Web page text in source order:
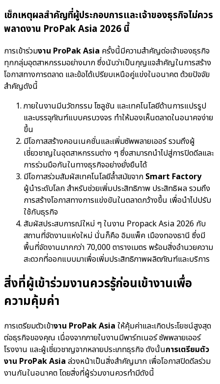
เช็กเหตุผลสำคัญที่ผู้ประกอบการและเจ้าของธุรกิจไม่ควร
พลาดงาน ProPak Asia 2026 นี้
การเข้าร่วมงาน ProPak Asia ครั้งนี้มีความสำคัญต่อเจ้าของธุรกิจ
ทุกกลุ่มอุตสาหกรรมอย่างมาก ซึ่งนับว่าเป็นกุญแจสำคัญในการสร้าง
โอกาสทางการตลาด และข้อได้เปรียบเหนือคู่แข่งในอนาคต ด้วยปัจจัย
สำคัญดังนี้
ภายในงานมีนวัตกรรม โซลูชัน และเทคโนโลยีด้านการแปรรูป
และบรรจุภัณฑ์แบบครบวงจร ทำให้มองเห็นตลาดในอนาคจง่าย
ขึ้น
มีโอกาสสร้างคอนเนคชั่นและเพิ่มซัพพลายเออร์ รวมถึงผู้
เชี่ยวชาญในอุตสาหกรรมต่าง ๆ ซึ่งสามารถนำไปสู่การปิดดีลและ
การร่วมมือกันในทางธุรกิจอย่างยั่งยืนได้
มีโอกาสร่วมสัมผัสเทคโนโลยีล้ำสมัยจาก Smart Factory
ผู้นำระดับโลก สำหรับช่วยเพิ่มประสิทธิภาพ ประสิทธิผล รวมถึง
การสร้างโอกาสทางการแข่งขันในตลาดกว้างขึ้น เพื่อนำไปปรับ
ใช้กับธุรกิจ
สัมผัสประสบการณ์ใหม่ ๆ ในงาน Propack Asia 2026 กับ
สถานที่จัดงานแห่งใหม่ นั่นก็คือ อิมแพ็ค เมืองทองธานี ซึ่งมี
พื้นที่จัดงานมากกว่า 70,000 ตารางเมตร พร้อมสิ่งอำนวยความ
สะดวกที่ออกแบบมาเพื่อเพิ่มประสิทธิภาพผลิตภัณฑ์และบริการ
สิ่งที่ผู้เข้าร่วมงานควรรู้ก่อนเข้างานเพื่อ
ความคุ้มค่า
การเตรียมตัวเข้างาน ProPak Asia ให้คุ้มค่าและเกิดประโยชน์สูงสุด
ต่อธุรกิจของคุณ เนื่องจากภายในงานมีพาร์ทเนอร์ ซัพพลายเออร์
โรงงาน และผู้เชี่ยวชาญจากหลายประเภทธุรกิจ ดังนั้นการเตรียมตัว
งาน ProPak Asia ล่วงหน้าเป็นสิ่งสำคัญมาก เพื่อโอกาสปิดดีลร่วม
งานกันในอนาคต โดยสิ่งที่ผู้ร่วมงานควรทำมีดังนี้